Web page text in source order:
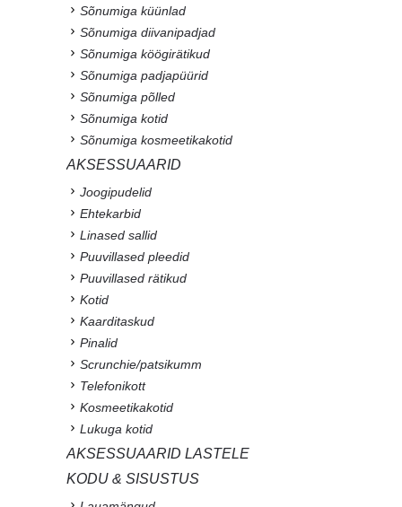
Sõnumiga küünlad
Sõnumiga diivanipadjad
Sõnumiga köögirätikud
Sõnumiga padjapüürid
Sõnumiga põlled
Sõnumiga kotid
Sõnumiga kosmeetikakotid
AKSESSUAARID
Joogipudelid
Ehtekarbid
Linased sallid
Puuvillased pleedid
Puuvillased rätikud
Kotid
Kaarditaskud
Pinalid
Scrunchie/patsikumm
Telefonikott
Kosmeetikakotid
Lukuga kotid
AKSESSUAARID LASTELE
KODU & SISUSTUS